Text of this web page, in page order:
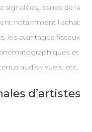
signalées, issues de la
notamment l’achat
les avantages fiscaux
et
audiovisuels, etc.
d’artistes